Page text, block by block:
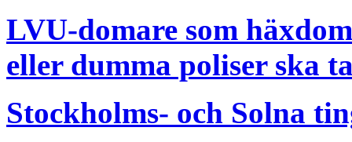
LVU-domare som
eller dumma poliser ska
Stockholms- och Solna